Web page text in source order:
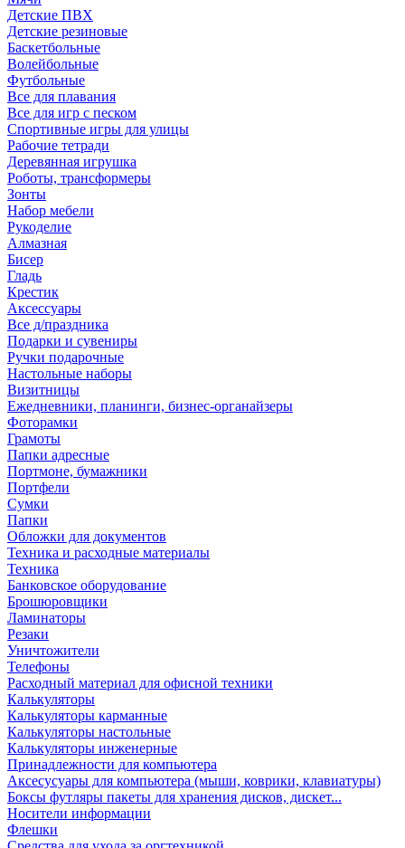
Детские ПВХ
Детские резиновые
Баскетбольные
Волейбольные
Футбольные
Все для плавания
Все для игр с песком
Спортивные игры для улицы
Рабочие тетради
Деревянная игрушка
Роботы, трансформеры
Зонты
Набор мебели
Рукоделие
Алмазная
Бисер
Гладь
Крестик
Аксессуары
Все д/праздника
Подарки и сувениры
Ручки подарочные
Настольные наборы
Визитницы
Ежедневники, планинги, бизнес-органайзеры
Фоторамки
Грамоты
Папки адресные
Портмоне, бумажники
Портфели
Сумки
Папки
Обложки для документов
Техника и расходные материалы
Техника
Банковское оборудование
Брошюровщики
Ламинаторы
Резаки
Уничтожители
Телефоны
Расходный материал для офисной техники
Калькуляторы
Калькуляторы карманные
Калькуляторы настольные
Калькуляторы инженерные
Принадлежности для компьютера
Аксесусуары для компьютера (мыши, коврики, клавиатуры)
Боксы футляры пакеты для хранения дисков, дискет...
Носители информации
Флешки